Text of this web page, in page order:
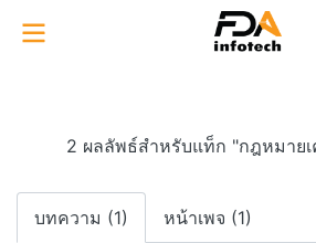
2 ผลลัพธ์สำหรับแท็ก "กฎหมาย
บทความ (1) หน้าเพจ (1)